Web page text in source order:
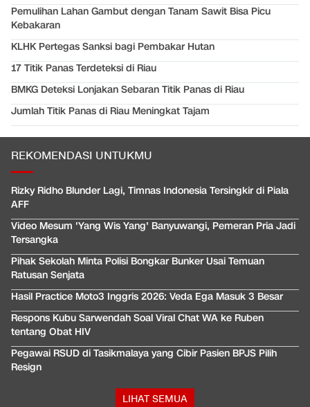
Pemulihan Lahan Gambut dengan Tanam Sawit Bisa Picu
Kebakaran
KLHK Pertegas Sanksi bagi Pembakar Hutan
17 Titik Panas Terdeteksi di Riau
BMKG Deteksi Lonjakan Sebaran Titik Panas di Riau
Jumlah Titik Panas di Riau Meningkat Tajam
REKOMENDASI UNTUKMU
Rizky Ridho Blunder Lagi, Timnas Indonesia Tersingkir di Piala
AFF
Video Mesum 'Yang Wis Yang' Banyuwangi, Pemeran Pria Jadi
Tersangka
Pihak Sekolah Minta Polisi Bongkar Bunker Usai Temuan
Ratusan Senjata
Hasil Practice Moto3 Inggris 2026: Veda Ega Masuk 3 Besar
Respons Kubu Sarwendah Soal Viral Chat WA ke Ruben
tentang Obat HIV
Pegawai RSUD di Tasikmalaya yang Cibir Pasien BPJS Pilih
Resign
LIHAT SEMUA